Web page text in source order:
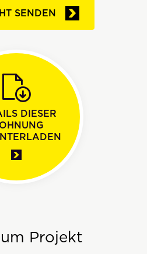
DIESER
SENDEN
Projekt